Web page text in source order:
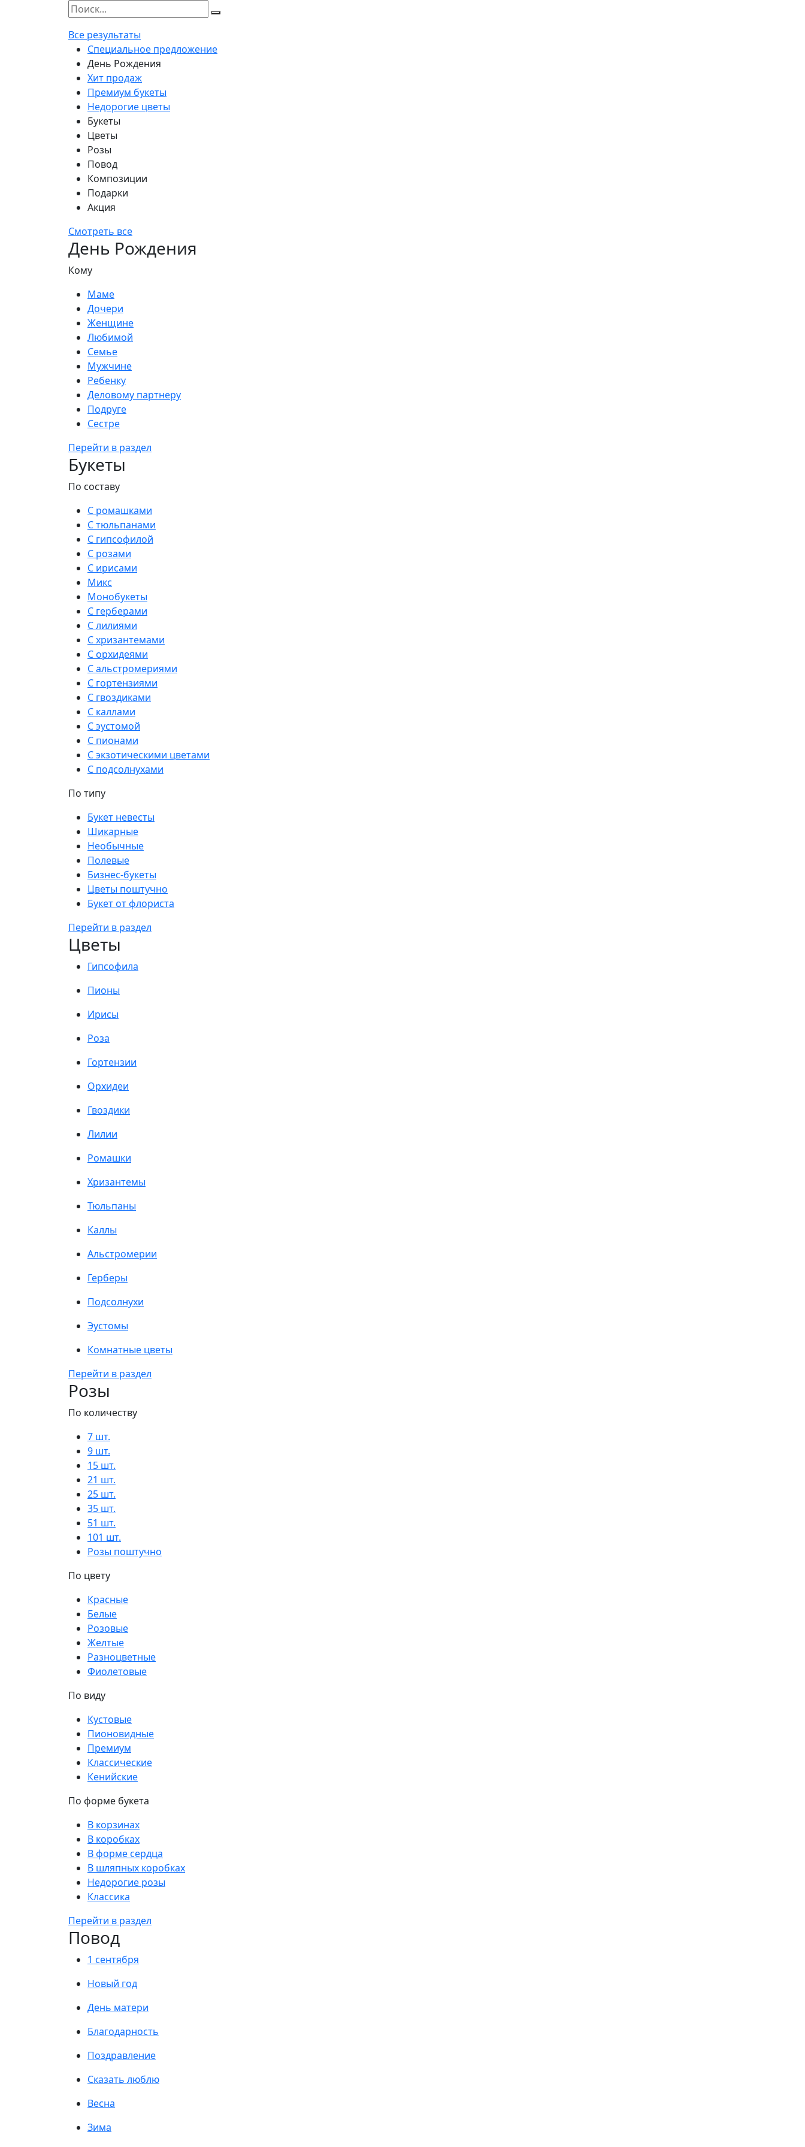
Все результаты
Специальное предложение
День Рождения
Хит продаж
Премиум букеты
Недорогие цветы
Букеты
Цветы
Розы
Повод
Композиции
Подарки
Акция
Смотреть все
День Рождения
Кому
Маме
Дочери
Женщине
Любимой
Семье
Мужчине
Ребенку
Деловому партнеру
Подруге
Сестре
Перейти в раздел
Букеты
По составу
С ромашками
С тюльпанами
С гипсофилой
С розами
С ирисами
Микс
Монобукеты
С герберами
С лилиями
С хризантемами
С орхидеями
С альстромериями
С гортензиями
С гвоздиками
С каллами
С эустомой
С пионами
С экзотическими цветами
С подсолнухами
По типу
Букет невесты
Шикарные
Необычные
Полевые
Бизнес-букеты
Цветы поштучно
Букет от флориста
Перейти в раздел
Цветы
Гипсофила
Пионы
Ирисы
Роза
Гортензии
Орхидеи
Гвоздики
Лилии
Ромашки
Хризантемы
Тюльпаны
Каллы
Альстромерии
Герберы
Подсолнухи
Эустомы
Комнатные цветы
Перейти в раздел
Розы
По количеству
7 шт.
9 шт.
15 шт.
21 шт.
25 шт.
35 шт.
51 шт.
101 шт.
Розы поштучно
По цвету
Красные
Белые
Розовые
Желтые
Разноцветные
Фиолетовые
По виду
Кустовые
Пионовидные
Премиум
Классические
Кенийские
По форме букета
В корзинах
В коробках
В форме сердца
В шляпных коробках
Недорогие розы
Классика
Перейти в раздел
Повод
1 сентября
Новый год
День матери
Благодарность
Поздравление
Сказать люблю
Весна
Зима